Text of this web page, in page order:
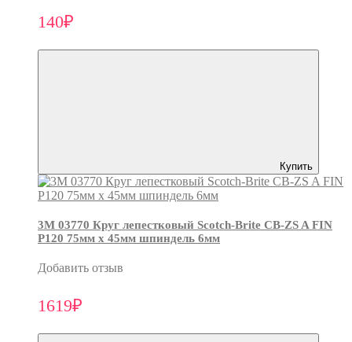
140₽
Купить
3М 03770 Круг лепестковый Scotch-Brite CB-ZS A FIN
P120 75мм х 45мм шпиндель 6мм
Добавить отзыв
1619₽